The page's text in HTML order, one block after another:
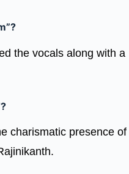
the vocals along with a
charismatic presence of